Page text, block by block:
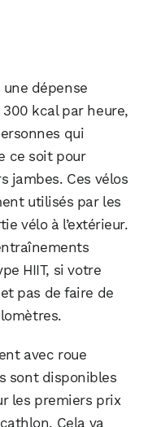
dépense
kcal par heure,
qui
ce soit pour
jambes. Ces vélos
utilisés par les
vélo à l’extérieur.
HIIT, si votre
pas de faire de
avec roue
sont disponibles
les premiers prix
Cela va